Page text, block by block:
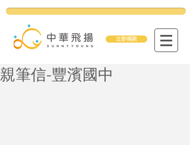
立即捐款
親筆信-豐濱國中